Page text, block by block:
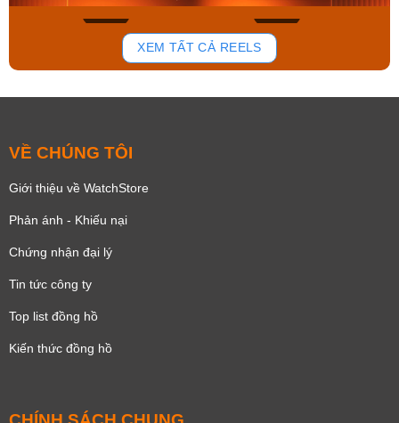
150
XEM TẤT CẢ REELS
VỀ CHÚNG TÔI
Giới thiệu về WatchStore
Phản ánh - Khiếu nại
Chứng nhận đại lý
Tin tức công ty
Top list đồng hồ
Kiến thức đồng hồ